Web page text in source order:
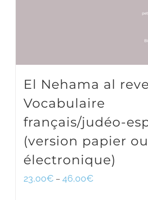
El Nehama al
Vocabulaire
français/judéo-
(version papier ou
électronique)
23,00€ – 46,00€